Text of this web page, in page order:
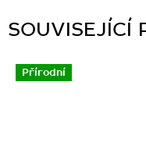
SOUVISEJÍCÍ
Přírodní